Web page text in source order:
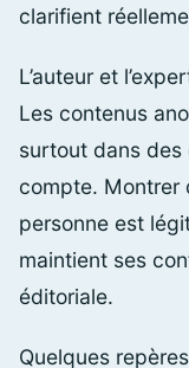
clarifient
L’auteur et
Les contenus
surtout dans des
compte. Montrer
personne est
maintient ses
éditoriale.
Quelques